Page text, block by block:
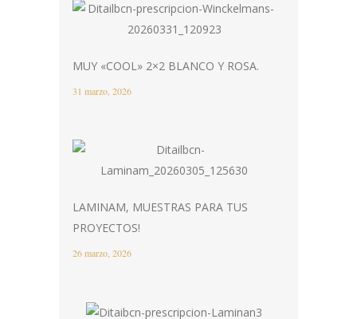
MUY «COOL» 2×2 BLANCO Y ROSA.
31 marzo, 2026
LAMINAM, MUESTRAS PARA TUS
PROYECTOS!
26 marzo, 2026